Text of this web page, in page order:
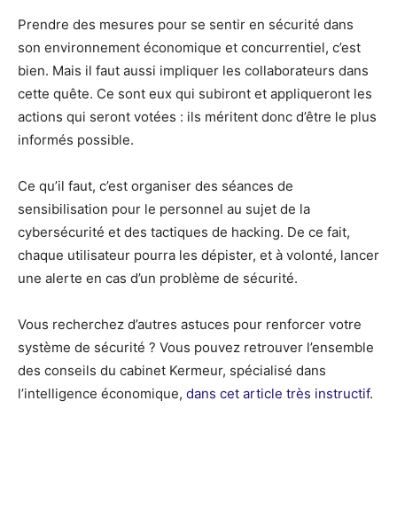
Prendre des mesures pour se sentir en sécurité dans
son environnement économique et concurrentiel, c’est
bien. Mais il faut aussi impliquer les collaborateurs dans
cette quête. Ce sont eux qui subiront et appliqueront les
actions qui seront votées : ils méritent donc d’être le plus
informés possible.
Ce qu’il faut, c’est organiser des séances de
sensibilisation pour le personnel au sujet de la
cybersécurité et des tactiques de hacking. De ce fait,
chaque utilisateur pourra les dépister, et à volonté, lancer
une alerte en cas d’un problème de sécurité.
Vous recherchez d’autres astuces pour renforcer votre
système de sécurité ? Vous pouvez retrouver l’ensemble
des conseils du cabinet Kermeur, spécialisé dans
l’intelligence économique, dans cet article très instructif.